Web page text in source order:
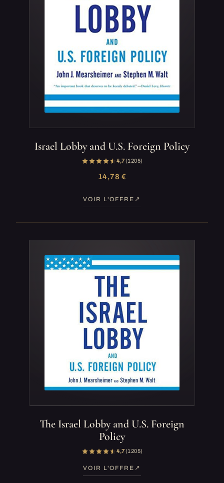
Israel Lobby and U.S. Foreign Policy
4,7(1 205)
14,78 €
VOIR L'OFFRE
The Israel Lobby and U.S. Foreign
Policy
4,7(1 205)
VOIR L'OFFRE